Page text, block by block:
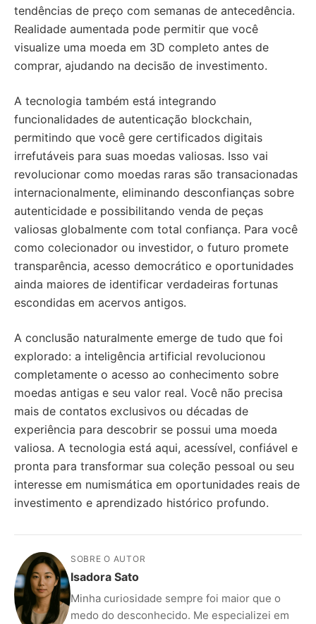
tendências de preço com semanas de antecedência.
Realidade aumentada pode permitir que você
visualize uma moeda em 3D completo antes de
comprar, ajudando na decisão de investimento.
A tecnologia também está integrando
funcionalidades de autenticação blockchain,
permitindo que você gere certificados digitais
irrefutáveis para suas moedas valiosas. Isso vai
revolucionar como moedas raras são transacionadas
internacionalmente, eliminando desconfianças sobre
autenticidade e possibilitando venda de peças
valiosas globalmente com total confiança. Para você
como colecionador ou investidor, o futuro promete
transparência, acesso democrático e oportunidades
ainda maiores de identificar verdadeiras fortunas
escondidas em acervos antigos.
A conclusão naturalmente emerge de tudo que foi
explorado: a inteligência artificial revolucionou
completamente o acesso ao conhecimento sobre
moedas antigas e seu valor real. Você não precisa
mais de contatos exclusivos ou décadas de
experiência para descobrir se possui uma moeda
valiosa. A tecnologia está aqui, acessível, confiável e
pronta para transformar sua coleção pessoal ou seu
interesse em numismática em oportunidades reais de
investimento e aprendizado histórico profundo.
SOBRE O AUTOR
Isadora Sato
Minha curiosidade sempre foi maior que o
medo do desconhecido. Me especializei em